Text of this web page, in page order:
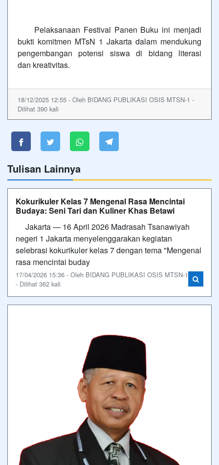
Pelaksanaan Festival Panen Buku ini menjadi
bukti komitmen MTsN 1 Jakarta dalam mendukung
pengembangan potensi siswa di bidang literasi
dan kreativitas.
18/12/2025 12:55 - Oleh BIDANG PUBLIKASI OSIS MTSN-1 -
Dilihat 390 kali
Tulisan Lainnya
Kokurikuler Kelas 7 Mengenal Rasa Mencintai
Budaya: Seni Tari dan Kuliner Khas Betawi
Jakarta — 16 April 2026 Madrasah Tsanawiyah
negeri 1 Jakarta menyelenggarakan kegiatan
selebrasi kokurikuler kelas 7 dengan tema "Mengenal
rasa mencintai buday
17/04/2026 15:36 - Oleh BIDANG PUBLIKASI OSIS MTSN-1
- Dilihat 362 kali